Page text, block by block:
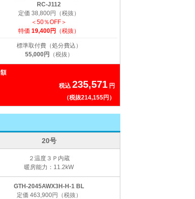
RC-J112
定価 38,800円（税抜）
＜50％OFF＞
特価 19,400円 （税抜）
標準取付費（処分費込）
55,000円
（税抜）
税込 235,571 円
（税抜214,155円）
20号
２温度３Ｐ内蔵
暖房能力：11.2kW
GTH-2045AWX3H-H-1 BL
定価 463,900円（税抜）